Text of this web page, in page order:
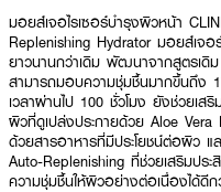
มอยส์เจอไรเซอร์บำรุงผิวหน้า
Replenishing Hydrator มอยส์เจอ
ยาวนานกว่าเดิม พัฒนาจากสูตรเดิ
สามารถมอบความชุ่มชื้นมากขึ้นถึง
เวลาผ่านไป 100 ชั่วโมง ยังช่วยเ
ผิวที่ดูเปล่งประกายด้วย Aloe
ด้วยสารอาหารที่มีประโยชน์ต่อผิว แ
Auto-Replenishing ที่ช่วยเสริมป
ความชุ่มชื้นให้ผิวอย่างต่อเนื่องได้ดีก